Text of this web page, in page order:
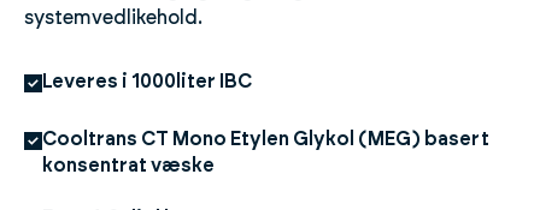
systemvedlikehold.
Leveres i 1000liter IBC
Cooltrans CT Mono Etylen Glykol (MEG) basert
konsentrat væske